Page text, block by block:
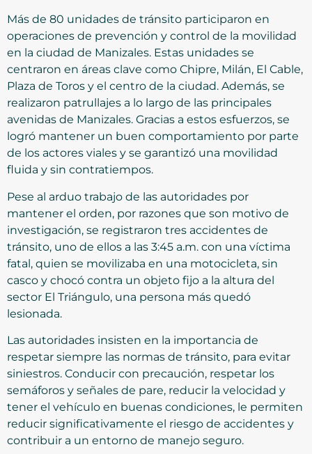
Más de 80 unidades de tránsito participaron en
operaciones de prevención y control de la movilidad
en la ciudad de Manizales. Estas unidades se
centraron en áreas clave como Chipre, Milán, El Cable,
Plaza de Toros y el centro de la ciudad. Además, se
realizaron patrullajes a lo largo de las principales
avenidas de Manizales. Gracias a estos esfuerzos, se
logró mantener un buen comportamiento por parte
de los actores viales y se garantizó una movilidad
fluida y sin contratiempos.
Pese al arduo trabajo de las autoridades por
mantener el orden, por razones que son motivo de
investigación, se registraron tres accidentes de
tránsito, uno de ellos a las 3:45 a.m. con una víctima
fatal, quien se movilizaba en una motocicleta, sin
casco y chocó contra un objeto fijo a la altura del
sector El Triángulo, una persona más quedó
lesionada.
Las autoridades insisten en la importancia de
respetar siempre las normas de tránsito, para evitar
siniestros. Conducir con precaución, respetar los
semáforos y señales de pare, reducir la velocidad y
tener el vehículo en buenas condiciones, le permiten
reducir significativamente el riesgo de accidentes y
contribuir a un entorno de manejo seguro.